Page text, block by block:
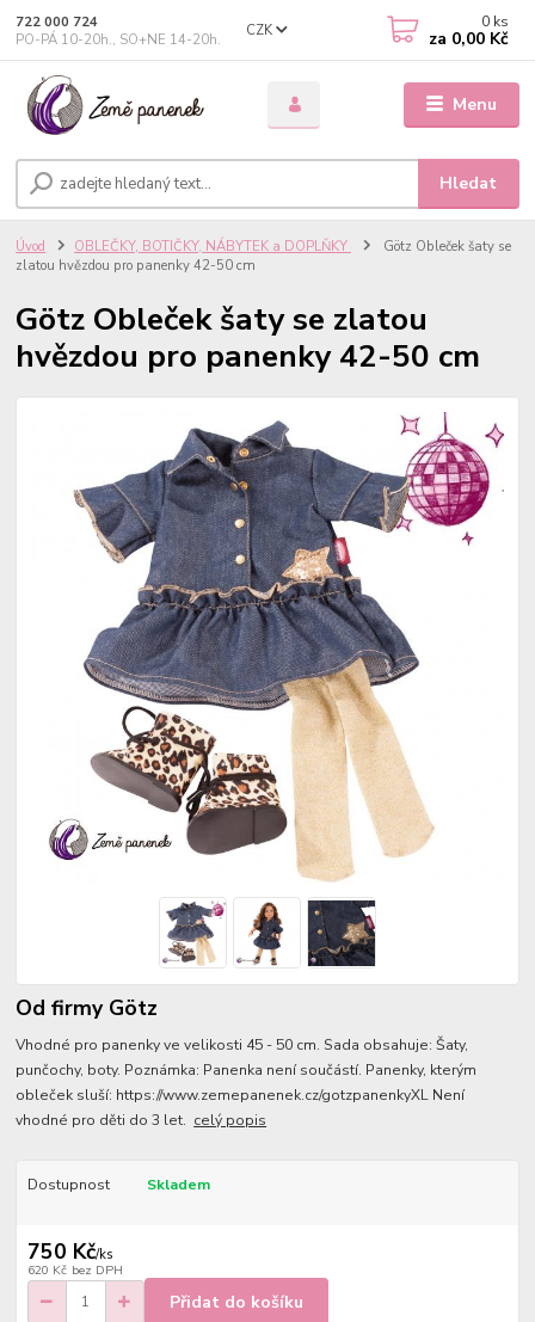
Menu
CZK
Hledat
722 000 724
PO-PÁ 10-20h., SO+NE 14-20h.
0 ks
za 0,00 Kč
Úvod OBLEČKY, BOTIČKY, NÁBYTEK a DOPLŇKY
Götz Obleček šaty se
zlatou hvězdou pro panenky 42-50 cm
Götz Obleček šaty se zlatou
hvězdou pro panenky 42-50 cm
Od firmy Götz
Vhodné pro panenky ve velikosti 45 - 50 cm. Sada obsahuje: Šaty,
punčochy, boty. Poznámka: Panenka není součástí. Panenky, kterým
obleček sluší: https://www.zemepanenek.cz/gotzpanenkyXL Není
vhodné pro děti do 3 let. celý popis
Dostupnost Skladem
750 Kč/ks
620 Kč bez DPH
Přidat do košíku